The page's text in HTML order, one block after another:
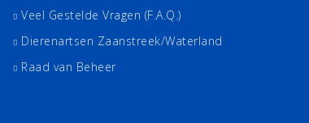
Veel Gestelde Vragen (F.A.Q.)
Dierenartsen Zaanstreek/Waterland
Raad van Beheer